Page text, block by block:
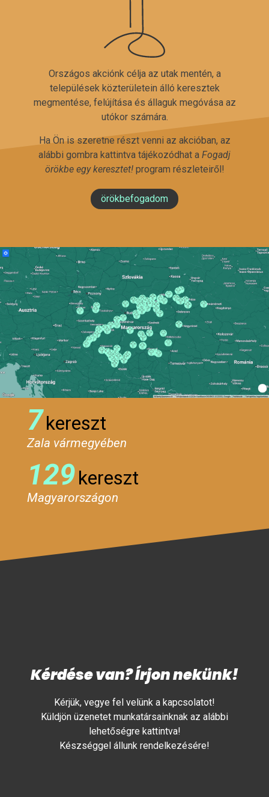
Országos akciónk célja az utak mentén, a
települések közterületein álló keresztek
megmentése, felújítása és állaguk megóvása az
utókor számára.
Ha Ön is szeretne részt venni az akcióban, az
alábbi gombra kattintva tájékozódhat a Fogadj
örökbe egy keresztet!program részleteiről!
örökbefogadom
7kereszt
Zala vármegyében
129kereszt
Magyarországon
Kérdése van? Írjon nekünk!
Kérjük, vegye fel velünk a kapcsolatot!
Küldjön üzenetet munkatársainknak az alábbi
lehetőségre kattintva!
Készséggel állunk rendelkezésére!